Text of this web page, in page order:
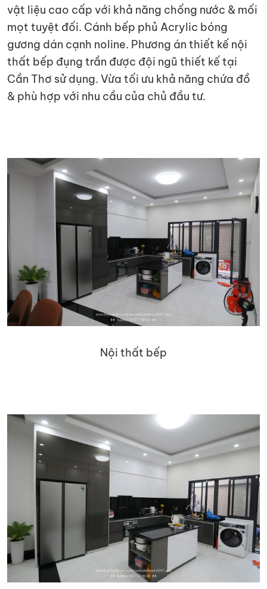
vật liệu cao cấp với khả năng chống nước & mối
mọt tuyệt đối. Cánh bếp phủ Acrylic bóng
gương dán cạnh noline. Phương án thiết kế nội
thất bếp đụng trần được đội ngũ thiết kế tại
Cần Thơ sử dụng. Vừa tối ưu khả năng chứa đồ
& phù hợp với nhu cầu của chủ đầu tư.
Nội thất bếp